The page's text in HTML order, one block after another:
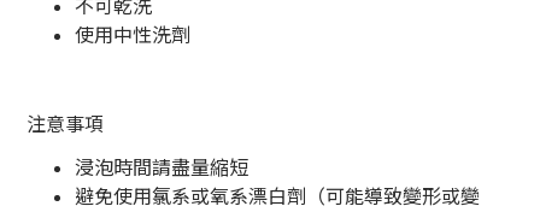
使用中性洗劑
注意事項
浸泡時間請盡量縮短
避免使用氯系或氧系漂白劑（可能導致變形或變